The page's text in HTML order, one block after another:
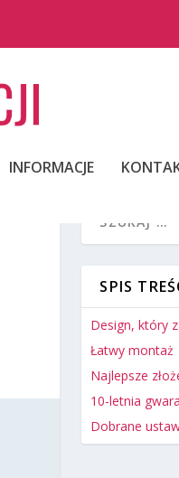
INFORMACJE
SPIS
Design, który
Łatwy montaż
Najlepsze
10-letnia
Dobrane